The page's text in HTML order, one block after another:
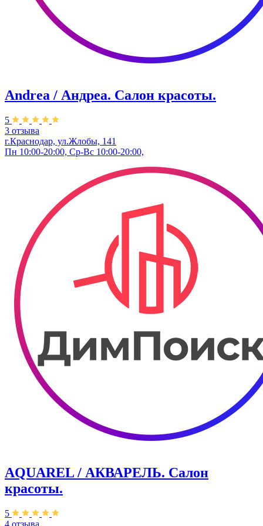
Andrea / Андреа. Салон красоты.
5
3 отзыва
г.Краснодар, ул.Жлобы, 141
Пн 10:00-20:00, Ср-Вс 10:00-20:00,
AQUAREL / АКВАРЕЛЬ. Салон
красоты.
5
4 отзыва